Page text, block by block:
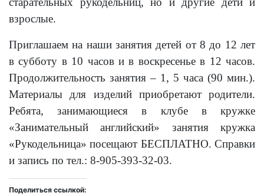
взрослые.
Приглашаем на наши занятия детей от 8 до 12 лет
в субботу в 10 часов и в воскресенье в 12 часов.
Продолжительность занятия – 1, 5 часа (90 мин.).
Материалы для изделий приобретают родители.
Ребята, занимающиеся в клубе в кружке
«Занимательный английский» занятия кружка
«Рукодельница» посещают БЕСПЛАТНО. Справки
и запись по тел.: 8-905-393-32-03.
Поделиться ссылкой: